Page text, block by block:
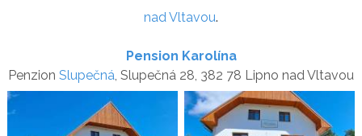
nad Vltavou.
Pension Karolína
Penzion Slupečná , Slupečná 28, 382 78 Lipno nad Vltavou